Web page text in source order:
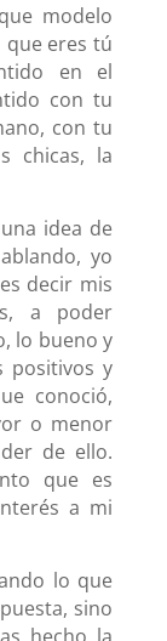
modelo
eres tú
en el
con tu
con tu
chicas, la
idea de
yo
decir mis
a poder
lo bueno y
positivos y
conoció,
o menor
de ello.
que es
a mi
lo que
sino
hecho la